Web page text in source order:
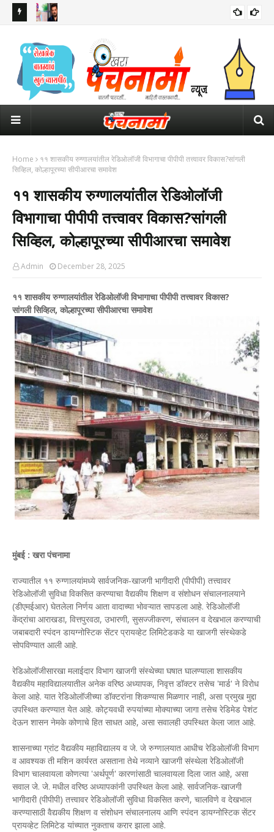
Home
११ शासकीय रुग्णालयांतील रेडिओलॉजी विभागाचा पीपीपी तत्त्वावर विकास?सांगली
सिव्हिल, कोल्हापूरच्या सीपीआरचा समावेश
११ शासकीय रुग्णालयांतील रेडिओलॉजी
विभागाचा पीपीपी तत्त्वावर विकास?सांगली
सिव्हिल, कोल्हापूरच्या सीपीआरचा समावेश
Admin December 28, 2025
११ शासकीय रुग्णालयांतील रेडिओलॉजी विभागाचा पीपीपी तत्त्वावर विकास?
सांगली सिव्हिल, कोल्हापूरच्या सीपीआरचा समावेश
मुंबई : खरा पंचनामा
राज्यातील ११ रुग्णालयांमध्ये सार्वजनिक-खाजगी भागीदारी (पीपीपी) तत्त्वावर
रेडिओलॉजी सुविधा विकसित करण्याचा वैद्यकीय शिक्षण व संशोधन संचालनालयाने
(डीएमईआर) घेतलेला निर्णय आता वादाच्या भोवऱ्यात सापडला आहे. रेडिओलॉजी
केंद्रांचा आराखडा, वित्तपुरवठा, उभारणी, सुसज्जीकरण, संचालन व देखभाल करण्याची
जबाबदारी स्पंदन डायग्नोस्टिक सेंटर प्रायव्हेट लिमिटेडकडे या खाजगी संस्थेकडे
सोपविण्यात आली आहे.
रेडिओलॉजीसारखा मलाईदार विभाग खाजगी संस्थेच्या घषात घालण्याला शासकीय
वैद्यकीय महाविद्यालयातील अनेक वरिष्ठ अध्यापक, निवृत्त डॉक्टर तसेच 'मार्ड' ने विरोध
केला आहे. यात रेडिओलॉजीच्या डॉक्टरांना शिकण्यास मिळणार नाही, असा प्रमुख मुद्दा
उपस्थित करण्यात येत आहे. कोट्यवधी रुपयांच्या मोक्याच्या जागा तसेच रेडिमेड पेशंट
देऊन शासन नेमके कोणाचे हित साधत आहे, असा सवालही उपस्थित केला जात आहे.
शासनाच्या ग्रांट वैद्यकीय महाविद्यालय व जे. जे रुग्णालयात आधीच रेडिओलॉजी विभाग
व आवश्यक ती मशिन कार्यरत असताना तेथे नव्याने खाजगी संस्थेला रेडिओलॉजी
विभाग चालवायला कोणत्या 'अर्थपूर्ण' कारणांसाठी चालवायला दिला जात आहे, असा
सवाल जे. जे. मधील वरिष्ठ अध्यापकांनी उपस्थित केला आहे. सार्वजनिक-खाजगी
भागीदारी (पीपीपी) तत्त्वावर रेडिओलॉजी सुविधा विकसित करणे, चालविणे व देखभाल
करण्यासाठी वैद्यकीय शिक्षण व संशोधन संचालनालय आणि स्पंदन डायग्नोस्टिक सेंटर
प्रायव्हेट लिमिटेड यांच्यात नुकताच करार झाला आहे.